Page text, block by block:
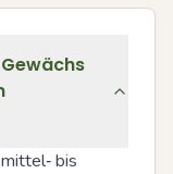
bis